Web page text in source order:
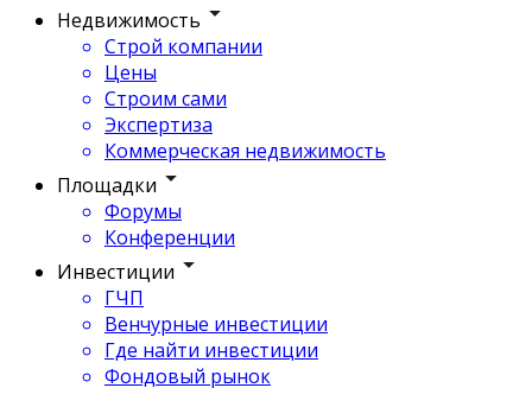
Недвижимость
Строй компании
Цены
Строим сами
Экспертиза
Коммерческая недвижимость
Площадки
Форумы
Конференции
Инвестиции
ГЧП
Венчурные инвестиции
Где найти инвестиции
Фондовый рынок